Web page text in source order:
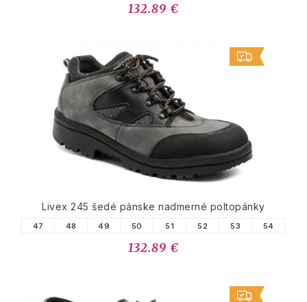
132.89 €
Livex 245 šedé pánske nadmerné poltopánky
47 48 49 50 51 52 53 54
132.89 €